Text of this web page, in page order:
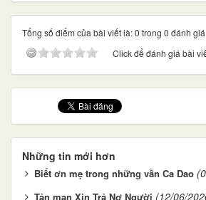
Tổng số điểm của bài viết là: 0 trong 0 đánh giá
Click để đánh giá bài
Những tin mới hơn
Biết ơn mẹ trong những vần Ca Dao
Tản mạn Xin Trả Nợ Người (12/06/